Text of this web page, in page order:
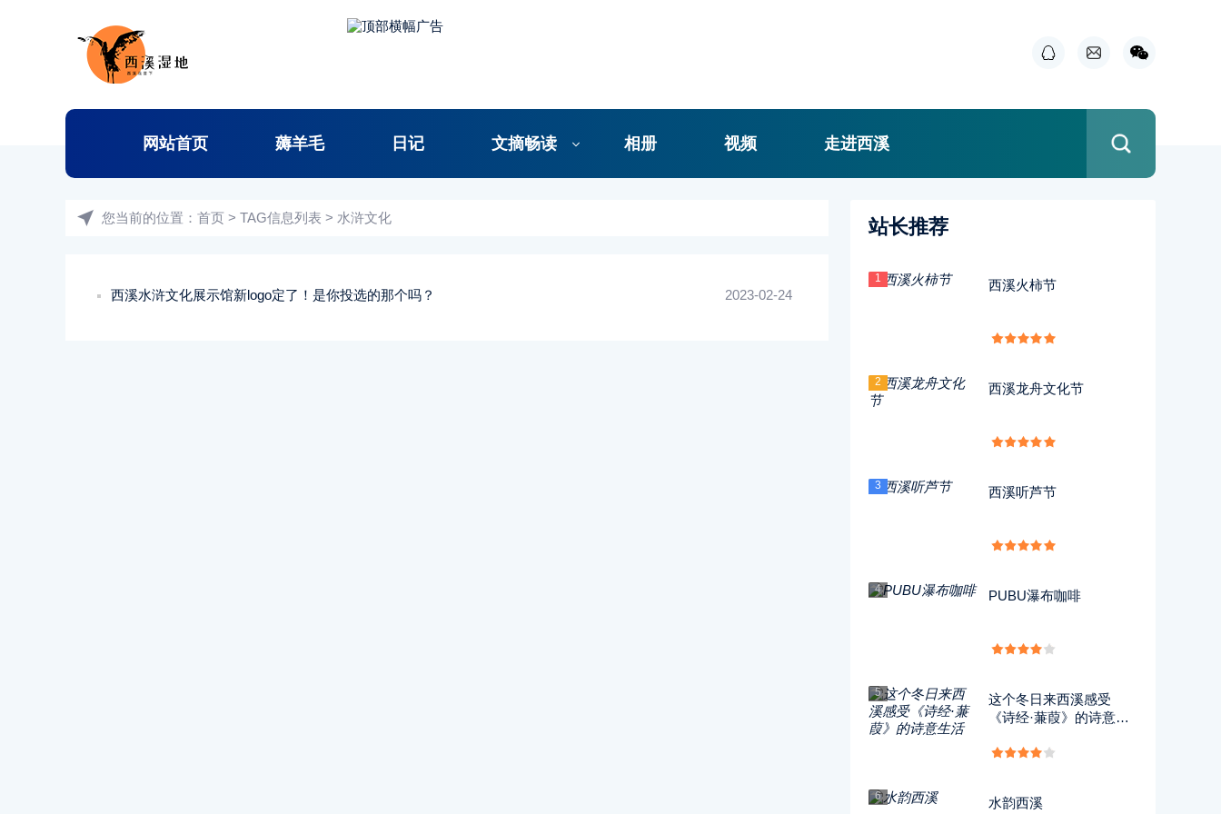
网站首页 薅羊毛 日记 文摘畅读 相册 视频 走进西溪
您当前的位置： 首页 > TAG信息列表 > 水浒文化
2023-02-24
西溪水浒文化展示馆新logo定了！是你投选的那个吗？
站长推荐
1 西溪火柿节
2 西溪龙舟文化节
3 西溪听芦节
4 PUBU瀑布咖啡
5
这个冬日来西溪感受
《诗经·蒹葭》的诗意生
6 水韵西溪